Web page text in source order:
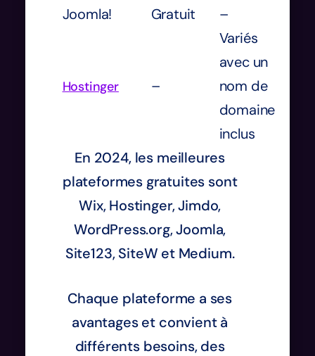
Joomla!
Gratuit –
Hostinger –
Variés
avec un
nom de
domaine
inclus
En 2024, les meilleures
plateformes gratuites sont
Wix, Hostinger, Jimdo,
WordPress.org, Joomla,
Site123, SiteW et Medium.
Chaque plateforme a ses
avantages et convient à
différents besoins, des